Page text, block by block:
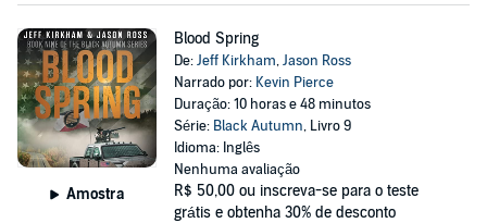
Amostra
Blood Spring
De:Jeff Kirkham,Jason Ross
Narrado por: Kevin Pierce
Duração: 10 horas e 48 minutos
Série: Black Autumn, Livro 9
Idioma: Inglês
Nenhuma avaliação
R$ 50,00 ou inscreva-se para o teste
grátis e obtenha 30% de desconto